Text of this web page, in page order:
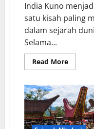
India Kuno
satu kisah paling
dalam sejarah
Selama...
Read MoreRead
more
India
Kuno
dan
bagi